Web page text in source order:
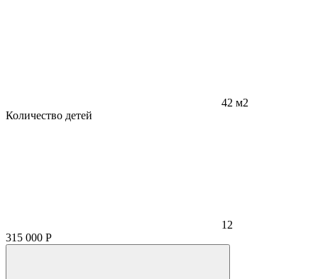
42 м2
Количество детей
12
315 000 Р